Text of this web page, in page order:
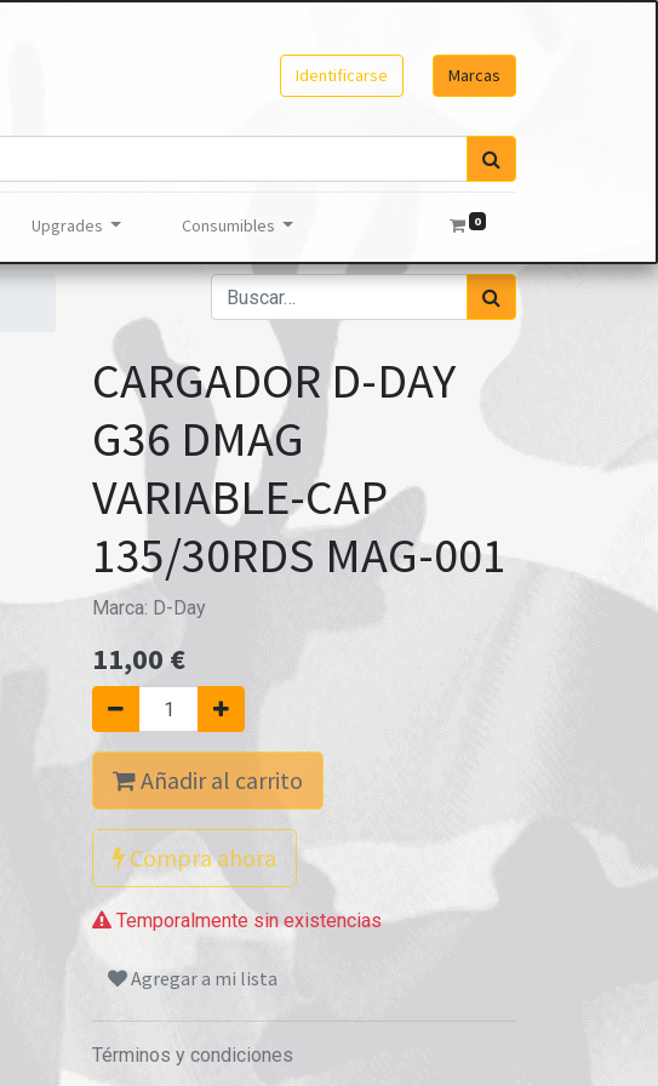
Identificarse Marcas
Upgrades Consumibles 0
CARGADOR D-DAY
G36 DMAG
VARIABLE-CAP
135/30RDS MAG-001
Marca: D-Day
11,00 €
Añadir al carrito
Compra ahora
Temporalmente sin existencias
Agregar a mi lista
Términos y condiciones